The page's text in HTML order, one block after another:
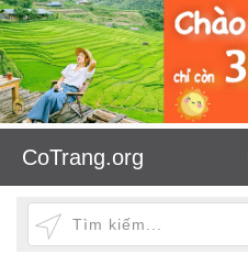
CoTrang.org